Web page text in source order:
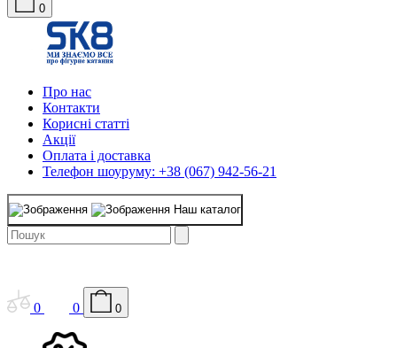
0
Про нас
Контакти
Корисні статті
Акції
Оплата і доставка
Телефон шоуруму: +38 (067) 942-56-21
Наш каталог
0 0 0